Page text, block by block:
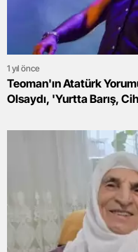
1 yıl önce
Teoman'ın Atatürk
Olsaydı, 'Yurtta Barış,